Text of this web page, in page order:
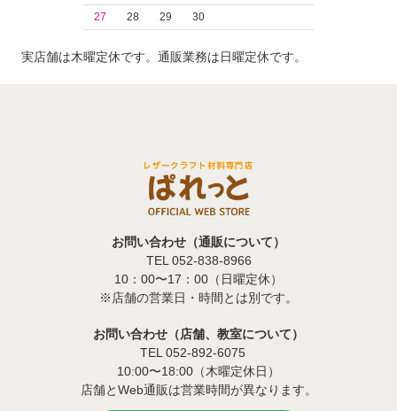
27
28 29 30
実店舗は木曜定休です。通販業務は日曜定休です。
お問い合わせ（通販について）
TEL 052-838-8966
10：00〜17：00（日曜定休）
※店舗の営業日・時間とは別です。
お問い合わせ（店舗、教室について）
TEL 052-892-6075
10:00〜18:00（木曜定休日）
店舗とWeb通販は営業時間が異なります。